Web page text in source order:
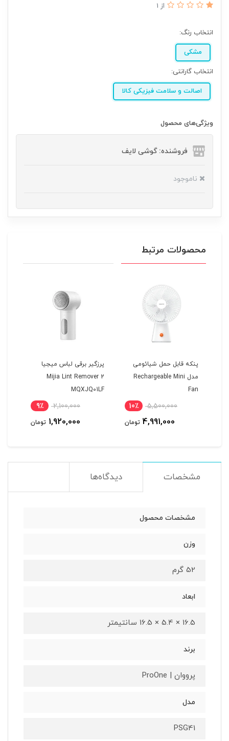
از 1
انتخاب رنگ:
مشکی
انتخاب گارانتی:
اصالت و سلامت فیزیکی کالا
ویژگی‌های محصول
فروشنده: گوشی لایف
ناموجود
محصولات مرتبط
پنکه قابل حمل شیائومی
مدل Rechargeable Mini
Fan
5,500,000 10٪
4,991,000 تومان
پرزگیر برقی لباس میجیا
Mijia Lint Remover 2
MQXJQ01LF
2,100,000 9٪
1,920,000 تومان
مشخصات دیدگاه‌ها
مشخصات محصول
وزن
52 گرم
ابعاد
16.5 × 5.4 × 16.5 سانتیمتر
برند
پرووان | ProOne
مدل
PSG41